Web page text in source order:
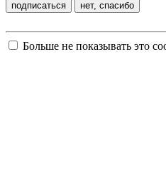
Больше не показывать это